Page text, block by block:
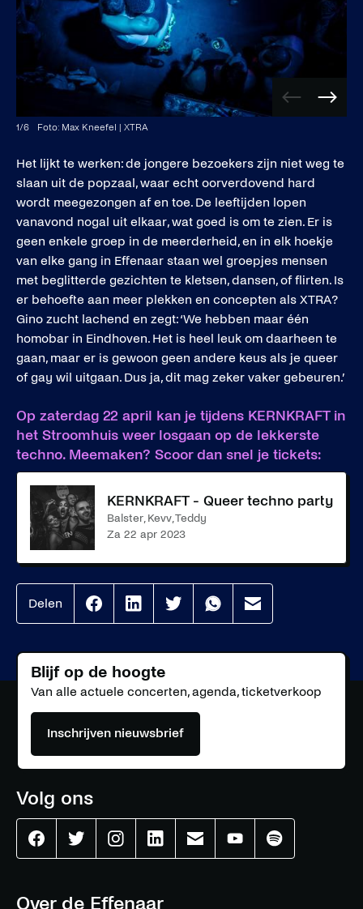
Vorige
afbeelding
1/6 Foto: Max Kneefel | XTRA
Het lijkt te werken: de jongere bezoekers zijn niet weg te
slaan uit de popzaal, waar echt oorverdovend hard
wordt meegezongen af en toe. De leeftijden lopen
vanavond nogal uit elkaar, wat goed is om te zien. Er is
geen enkele groep in de meerderheid, en in elk hoekje
van elke gang in Effenaar staan wel groepjes mensen
met beglitterde gezichten te kletsen, dansen, of flirten. Is
er behoefte aan meer plekken en concepten als XTRA?
Gino zucht lachend en zegt: ‘We hebben maar één
homobar in Eindhoven. Het is heel leuk om daarheen te
gaan, maar er is gewoon geen andere keus als je queer
of gay wil uitgaan. Dus ja, dit mag zeker vaker gebeuren.’
Op zaterdag 22 april kan je tijdens KERNKRAFT in
het Stroomhuis weer losgaan op de lekkerste
techno. Meemaken? Scoor dan snel je tickets:
KERNKRAFT - Queer techno party
Balster, Kevv, Teddy
za 22 apr 2023
Delen
Effenaar
op
Effenaar
op
Effenaar
op
Effenaar
op
Effenaar
op
Over de Effenaar
Blijf op de hoogte
Van alle actuele concerten, agenda, ticketverkoop
Inschrijven nieuwsbrief
Volg ons
EffenaarEffenaarEffenaarEffenaarEffenaarEffenaarEffenaar